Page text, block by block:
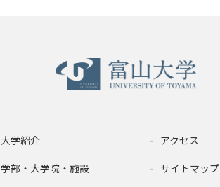
大学紹介
学部・大学院・施設
アクセス
サイトマップ